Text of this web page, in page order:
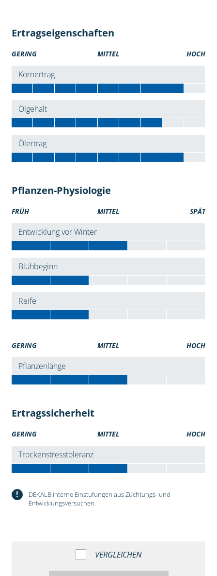
Ertragseigenschaften
GERING MITTEL HOCH
Kornertrag
Ölgehalt
Ölertrag
Pflanzen-Physiologie
FRÜH MITTEL SPÄT
Entwicklung vor Winter
Blühbeginn
Reife
GERING MITTEL HOCH
Pflanzenlänge
Ertragssicherheit
GERING MITTEL HOCH
Trockenstresstoleranz
!
DEKALB interne Einstufungen aus Züchtungs- und
Entwicklungsversuchen.
VERGLEICHEN